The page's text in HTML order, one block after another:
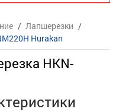
/ Лапшерезки /
Hurakan
HKN-